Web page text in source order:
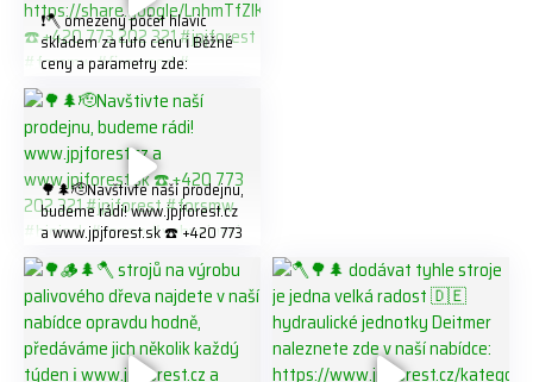
❗️🪓 omezený počet hlavic
skladem za tuto cenu ℹ️ Běžné
ceny a parametry zde:
K8W5t7i6o ☎️ +420 773 202
321 #jpjforest #forsmw
#firewood #
🌳🌲🫡Navštivte naší prodejnu,
budeme rádi! www.jpjforest.cz
a www.jpjforest.sk ☎️ +420 773
#biojack #regon #vahvajussi